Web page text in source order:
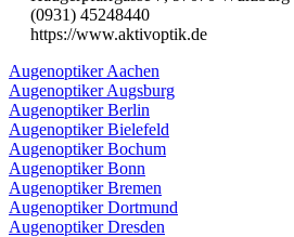
(0931) 45248440
https://www.aktivoptik.de
Augenoptiker Aachen
Augenoptiker Augsburg
Augenoptiker Berlin
Augenoptiker Bielefeld
Augenoptiker Bochum
Augenoptiker Bonn
Augenoptiker Bremen
Augenoptiker Dortmund
Augenoptiker Dresden